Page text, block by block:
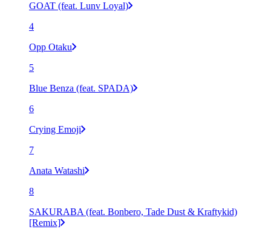
GOAT (feat. Lunv Loyal)
4
Opp Otaku
5
Blue Benza (feat. SPADA)
6
Crying Emoji
7
Anata Watashi
8
SAKURABA (feat. Bonbero, Tade Dust & Kraftykid)
[Remix]